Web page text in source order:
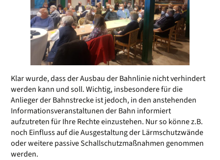
Klar wurde, dass der Ausbau der Bahnlinie nicht verhindert
werden kann und soll. Wichtig, insbesondere für die
Anlieger der Bahnstrecke ist jedoch, in den anstehenden
Informationsveranstaltunen der Bahn informiert
aufzutreten für Ihre Rechte einzustehen. Nur so könne z.B.
noch Einfluss auf die Ausgestaltung der Lärmschutzwände
oder weitere passive Schallschutzmaßnahmen genommen
werden.